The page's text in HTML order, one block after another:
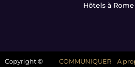
Hôtels à Rome
Copyright ©
COMMUNIQUER
A